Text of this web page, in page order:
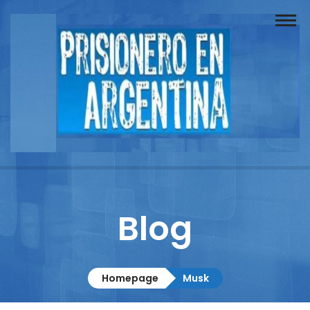
Buscador
Documentos
Contacto
Blog
Homepage Musk